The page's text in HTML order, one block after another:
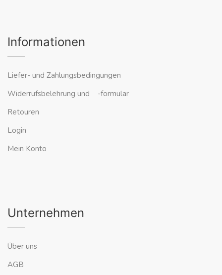
Informationen
Liefer- und Zahlungsbedingungen
Widerrufsbelehrung und -formular
Retouren
Login
Mein Konto
Unternehmen
Über uns
AGB